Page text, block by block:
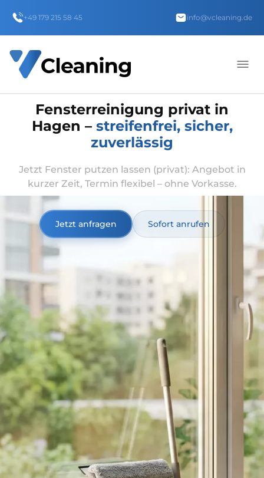
+49 179 215 58 45 info@vcleaning.de
Fensterreinigung privat in
Hagen – streifenfrei, sicher,
zuverlässig
Jetzt Fenster putzen lassen (privat): Angebot in
kurzer Zeit, Termin flexibel – ohne Vorkasse.
Jetzt anfragen Sofort anrufen